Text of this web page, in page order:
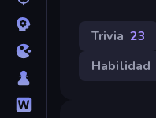
Trivia 23
Habilidad